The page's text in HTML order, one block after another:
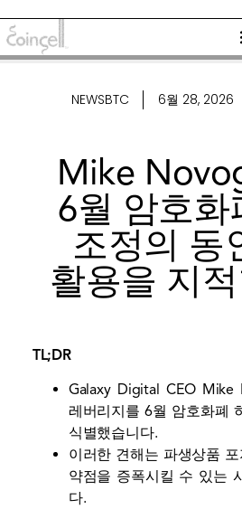
NEWSBTC 6월 28, 2026
Mike
6월 암호화
조정의 동
활용을 지
TL;DR
Galaxy Digital CEO Mike
레버리지를 6월 암호화폐
식별했습니다.
이러한 견해는 파생상품
약점을 증폭시킬 수 있는
다.